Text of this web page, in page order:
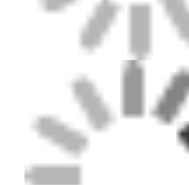
EPDM রাবার গ্রানুলস
বাণিজ্যিক কাঁচা মেঝে
একসাথে বাঁধা রাবার প্যাভেলার
কৃত্রিম ঘাস infill
এসবিআর রাবার কণিকা
ইপিডিএম গ্রানুল একটি উচ্চ-পারফরম্যান্স
ট্র্যাক নির্মাণে ব্যাপকভাবে ব্যবহৃত
এবং রাসায়নিক বৈশিষ্ট্যগুলির কারণে
পছন্দগুলির মধ্যে একটি করে তোলে.
রানিং ট্র্যাক বিভিন্ন ধরণের শ্রেণীবদ্ধ
রানিং ট্র্যাক
স্যান্ডউইচ